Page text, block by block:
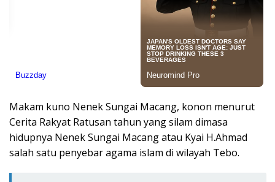
Makam kuno Nenek Sungai Macang, konon menurut
Cerita Rakyat Ratusan tahun yang silam dimasa
hidupnya Nenek Sungai Macang atau Kyai H.Ahmad
salah satu penyebar agama islam di wilayah Tebo.